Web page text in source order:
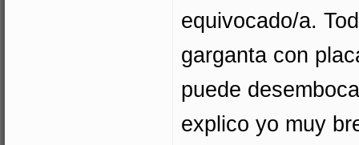
equivocado/a.
garganta con
puede
explico yo muy